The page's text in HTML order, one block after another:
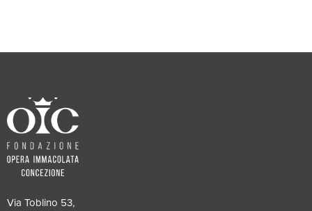
Via Toblino 53,